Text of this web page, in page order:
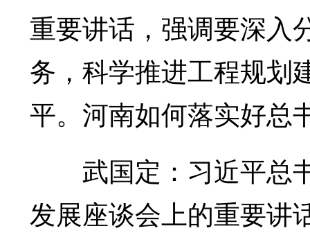
重要讲话，强调要深入
务，科学推进工程规划
平。河南如何落实好总
武国定：习近平总
发展座谈会上的重要讲